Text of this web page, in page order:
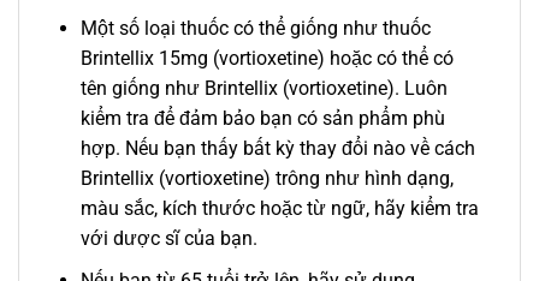
Một số loại thuốc có thể giống như thuốc
Brintellix 15mg (vortioxetine) hoặc có thể có
tên giống như Brintellix (vortioxetine). Luôn
kiểm tra để đảm bảo bạn có sản phẩm phù
hợp. Nếu bạn thấy bất kỳ thay đổi nào về cách
Brintellix (vortioxetine) trông như hình dạng,
màu sắc, kích thước hoặc từ ngữ, hãy kiểm tra
với dược sĩ của bạn.